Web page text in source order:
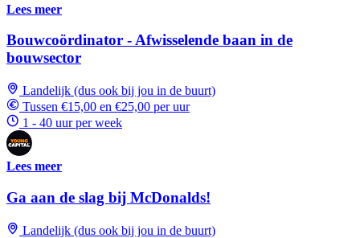
Lees meer
Bouwcoördinator - Afwisselende baan in de
bouwsector
Landelijk (dus ook bij jou in de buurt)
Tussen €15,00 en €25,00 per uur
1 - 40 uur per week
Lees meer
Ga aan de slag bij McDonalds!
Landelijk (dus ook bij jou in de buurt)